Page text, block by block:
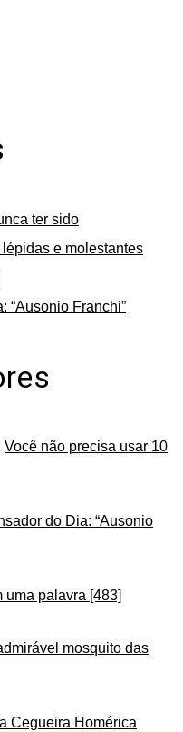
ter sido
e molestantes
“Ausonio Franchi”
Você não precisa usar 10
do Dia: “Ausonio
uma palavra [483]
mosquito das
Cegueira Homérica